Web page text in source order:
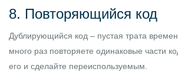
8. Повторяющийся код
Дублирующийся код – пустая трата
много раз повторяете одинаковые части
его и сделайте переиспользуемым.